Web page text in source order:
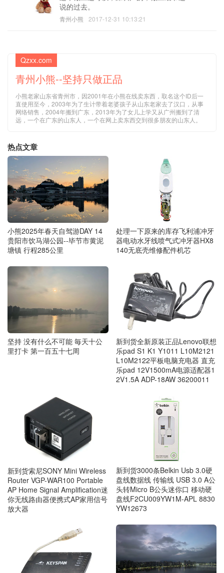
说的过去。
青州小熊 2017-12-31 10:13:21
Qzxx.com
青州小熊--坚持只做正品
小熊老家山东省青州市，因2001年在小熊在线卖东西，取名这个ID后一
直使用至今，2003年为了生计带着老婆孩子从山东老家去了汉口，从事
网络销售，2004年搬到广东，2013年为了女儿上学又从广州搬到了清
远，一个在广东的山东人，一个在网上卖东西交到很多朋友的山东人。
热点文章
小熊2025年春天自驾游DAY 14
贵阳市饮马湖公园--毕节市黄泥
塘镇 行程285公里
处理一下原来的库存飞利浦冲牙
器电动水牙线喷气式冲牙器HX8
140无底壳维修配件机芯
坚持 没有什么不可能 毎天十公
里打卡 第一百五十七周
新到货全新原装正品Lenovo联想
乐pad S1 K1 Y1011 L10M2121
L10M2122平板电脑充电器 直充
乐pad 12V1500mA电源适配器1
2V1.5A ADP-18AW 36200011
新到货索尼SONY Mini Wireless
Router VGP-WAR100 Portable
AP Home Signal Amplification迷
你无线路由器便携式AP家用信号
放大器
新到货3000条Belkin Usb 3.0硬
盘线数据线 传输线 USB 3.0 A公
头转Micro B公头迷你口 移动硬
盘线F2CU009YW1M-APL 8830
YW12673